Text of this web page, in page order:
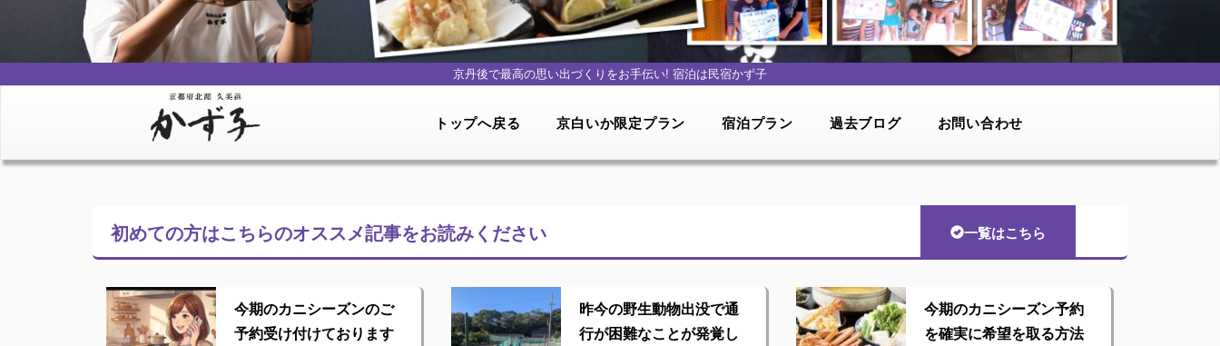
京丹後で最高の思い出づくりをお手伝い! 宿泊は民宿かず子
トップへ戻る 京白いか限定プラン 宿泊プラン 過去ブログ お問い合わせ
初めての方はこちらのオススメ記事をお読みください 一覧はこちら
今期のカニシーズンのご
予約受け付けております
昨今の野生動物出没で通
行が困難なことが発覚し
今期のカニシーズン予約
を確実に希望を取る方法